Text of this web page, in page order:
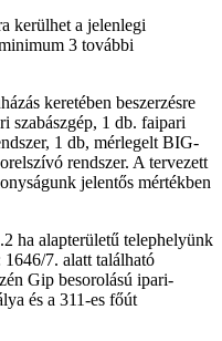
kerülhet a jelenlegi
3 további
keretében beszerzésre
szabászgép, 1 db. faipari
1 db, mérlegelt BIG-
rendszer. A tervezett
jelentős mértékben
ha alapterületű telephelyünk
7. alatt található
Gip besorolású ipari-
és a 311-es főút